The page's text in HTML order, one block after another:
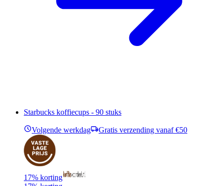
Starbucks koffiecups - 90 stuks
Volgende werkdag Gratis verzending vanaf €50
17% korting